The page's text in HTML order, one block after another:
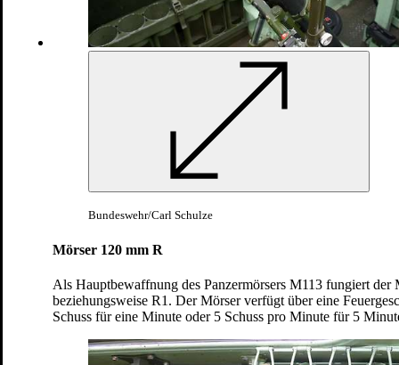
Bundeswehr/Carl Schulze
Mörser 120 mm R
Als Hauptbewaffnung des Panzermörsers M113 fungiert der
beziehungsweise R1. Der Mörser verfügt über eine
Schuss für eine Minute oder 5 Schuss pro Minute für 5
Mit dem 120 Millimeter Mörser bekämpft die
Besatzung Ziele bis in einer Kampfentfernung
Bundeswehr/Carsten Vennemann